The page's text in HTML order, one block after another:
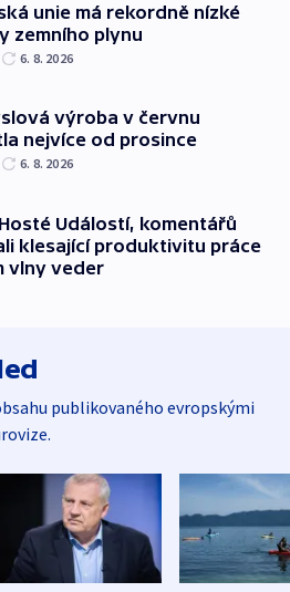
unie má rekordně nízké
zemního plynu
6. 8. 2026
výroba v červnu
nejvíce od prosince
6. 8. 2026
Hosté Událostí, komentářů
klesající produktivitu práce
vlny veder
publikovaného evropskými